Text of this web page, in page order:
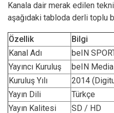
Kanala dair merak edilen
aşağıdaki tabloda derli toplu
Özellik
Bilgi
Kanal Adı
beIN
Yayıncı Kuruluş
beIN
Kuruluş Yılı
2014
Yayın Dili
Türkçe
Yayın Kalitesi
SD / HD